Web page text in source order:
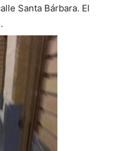
Santa Bárbara. El